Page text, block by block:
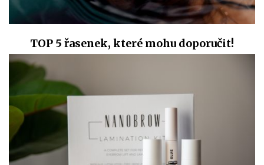
TOP 5 řasenek, které mohu doporučit!